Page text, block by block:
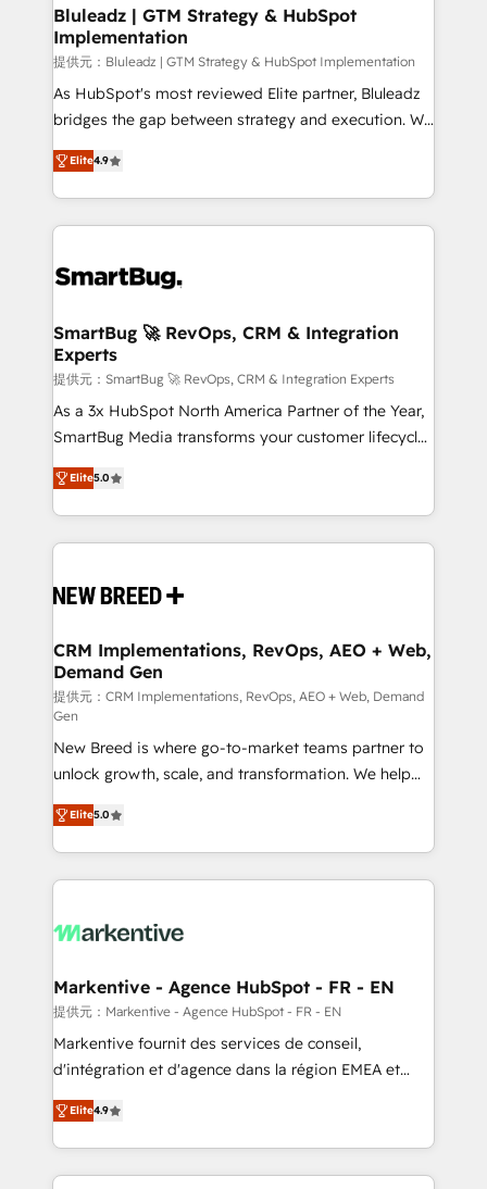
を、CRMを軸とした全社共通基盤に再構築します。意
思決定者・PMO・現場担当者に並走します。 1️⃣
HubSpot導入・活用支援 顧客データの一元化から、
GTMの見える化・自動化まで。全Hub統合運用、デー
タ品質設計、グループ横断のCRM統合に対応します。
の一部をAIが自律実行する組織への移行を設計・実装。
Breeze・Claude等をHubSpotと連携させ、役割定義・
革を、構想から実装・定着までPMOとして主導。「設
の統合・浸透・変革管理を実行します。 ▸ CMS戦略設
計・構築：リード獲得・CVR・SEOを前提にした情報設
計・導線設計・テンプレート設計をContent Hubで一体
提供。 ▸ 既存CRM・MAからの移行支援：Salesforce・
Marketo・Pardot等からの移行、カスタム設計、履歴
Perplexity等のAI検索からの流入・引用を前提にコンテ
ンツとサイト構造を最適化。 🏆 なぜ100incを選ぶの
ISO9001:2015 取得 ✓ 400社以上の導入実績 ✓
HubSpot大百科 出版 CRM・AI活用に関するご相談、現
せください。
Bluleadz | GTM Strategy & HubSpot
Implementation
提供元：Bluleadz | GTM Strategy & HubSpot Implementation
As HubSpot's most reviewed Elite partner, Bluleadz
bridges the gap between strategy and execution. We
don't just "set up tools" — we install the GTM
Operating System (GTM OS) to align your leadership
and engineer a portal that drives predictable
revenue velocity. 🚀 GTM Strategy & Alignment
stalling growth. Fix your ICP, Math, and Story to stop
Scalable Architecture: Zero-technical-debt setup
across all Hubs, validated by our 7 HubSpot
Accreditations. AI-Powered RevOps: Breeze AI,
custom AI agents, and high-integrity migrations for
total reporting clarity. Security & Compliance: SOC 2
security. 🏆 Why Bluleadz? GTM OS Partner | 16+
Years Experience | 1,000+ Five-Star Reviews
Elite4.9
SmartBug 🚀 RevOps, CRM & Integration
Experts
提供元：SmartBug 🚀 RevOps, CRM & Integration Experts
As a 3x HubSpot North America Partner of the Year,
SmartBug Media transforms your customer lifecycle
into a revenue engine. Our unified ecosystem
includes specialized divisions Globalia (AI &
Software) and Point Success Media (Paid Media),
making this the official home for all three brands. 🔄
and system integrations powered by Globalia’s
trainers to drive platform adoption. 📈 Revenue
Generation - Full-funnel marketing and high-
performance advertising via Point Success Media. -
Expert deployment of Breeze AI and custom agents
to automate growth. 🏆 Elite Excellence - 8 platform
accreditations and deep HIPAA-compliance
expertise. - A team of 250+ experts dedicated to
your resilient growth.
Elite5.0
CRM Implementations, RevOps, AEO + Web,
Demand Gen
提供元：CRM Implementations, RevOps, AEO + Web, Demand
Gen
New Breed is where go-to-market teams partner to
unlock growth, scale, and transformation. We help
companies activate HubSpot’s AI-powered
customer platform and operationalize HubSpot’s
Loop Marketing framework through expert-led
services, smart agents, and purpose-built apps,
results, fast. ⚙️CRM & RevOps: Align all Hubs to your
🎯Demand Gen & ABM: Drive pipeline with inbound,
ABM, AEO, SEO, & paid media. 👩‍💻Web Design:
Build high-performing websites with UX, messaging,
& conversion strategy that drive results. 🤖AI
AI, & maximize AEO with tailored AI services. 🧩
Integrations: Extend HubSpot with custom
Elite5.0
Markentive - Agence HubSpot - FR - EN
提供元：Markentive - Agence HubSpot - FR - EN
Markentive fournit des services de conseil,
d'intégration et d'agence dans la région EMEA et
North America. Avec plus de 115 experts en
marketing automation, Growth, Revops, CRM et
webdesign. Markentive is both a consulting firm, a
digital agency and an integrator. With over 115
Elite4.9